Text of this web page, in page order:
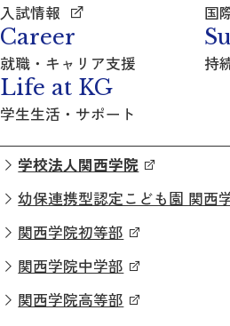
入試情報 国
Career
就職・キャリア支援 持
Life at KG
学生生活・サポート
学校法人関西学院
幼保連携型認定こども園 関西
関西学院初等部
関西学院中学部
関西学院高等部